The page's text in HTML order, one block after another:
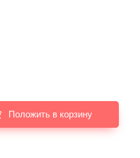
Положить в корзину